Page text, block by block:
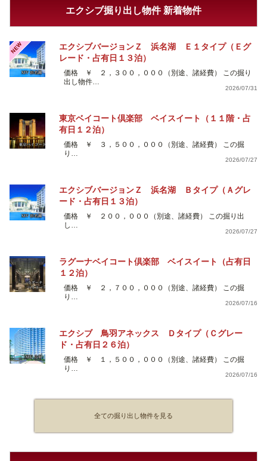
エクシブ掘り出し物件 新着物件
NEW
エクシブバージョンＺ 浜名湖 Ｅ１タイプ（Ｅグ
レード・占有日１３泊）
価格 ￥ ２，３００，０００（別途、諸経費） この掘り
出し物件…
2026/07/31
東京ベイコート倶楽部 ベイスイート（１１階・占
有日１２泊）
価格 ￥ ３，５００，０００（別途、諸経費） この掘
り…
2026/07/27
エクシブバージョンＺ 浜名湖 Ｂタイプ（Ａグレ
ード・占有日１３泊）
価格 ￥ ２００，０００（別途、諸経費） この掘り出
し…
2026/07/27
ラグーナベイコート倶楽部 ベイスイート（占有日
１２泊）
価格 ￥ ２，７００，０００（別途、諸経費） この掘
り…
2026/07/16
エクシブ 鳥羽アネックス Ｄタイプ（Ｃグレー
ド・占有日２６泊）
価格 ￥ １，５００，０００（別途、諸経費） この掘
り…
2026/07/16
全ての掘り出し物件を見る